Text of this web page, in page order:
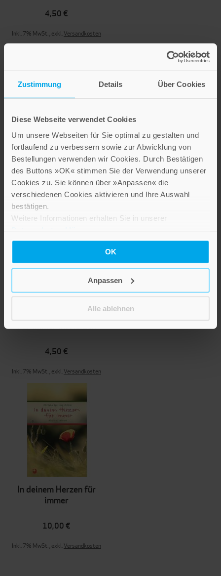
Zustimmung Details Über Cookies
Diese Webseite verwendet Cookies
Um unsere Webseiten für Sie optimal zu gestalten und
fortlaufend zu verbessern sowie zur Abwicklung von
Bestellungen verwenden wir Cookies. Durch Bestätigen
des Buttons »OK« stimmen Sie der Verwendung unserer
Cookies zu. Sie können über »Anpassen« die
verschiedenen Cookies aktivieren und Ihre Auswahl
bestätigen.
Weitere Informationen erhalten Sie in unserer
OK
Anpassen
Alle ablehnen
4,50 €
Inkl. 7% MwSt.,exkl.Versandkosten
Ich wünsch dir Trost in
deiner Nacht
4,50 €
Inkl. 7% MwSt.
Für immer im Herzen
4,50 €
Inkl. 7% MwSt.,exkl.Versandkosten
In deinem Herzen für
immer
10,00 €
Inkl. 7% MwSt.,exkl.Versandkosten